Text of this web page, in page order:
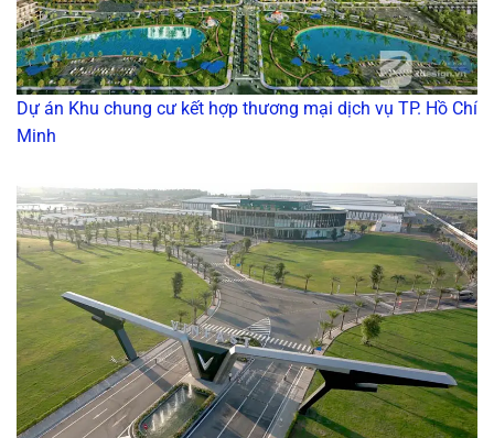
Dự án Khu chung cư kết hợp thương mại dịch vụ TP. Hồ Chí
Minh